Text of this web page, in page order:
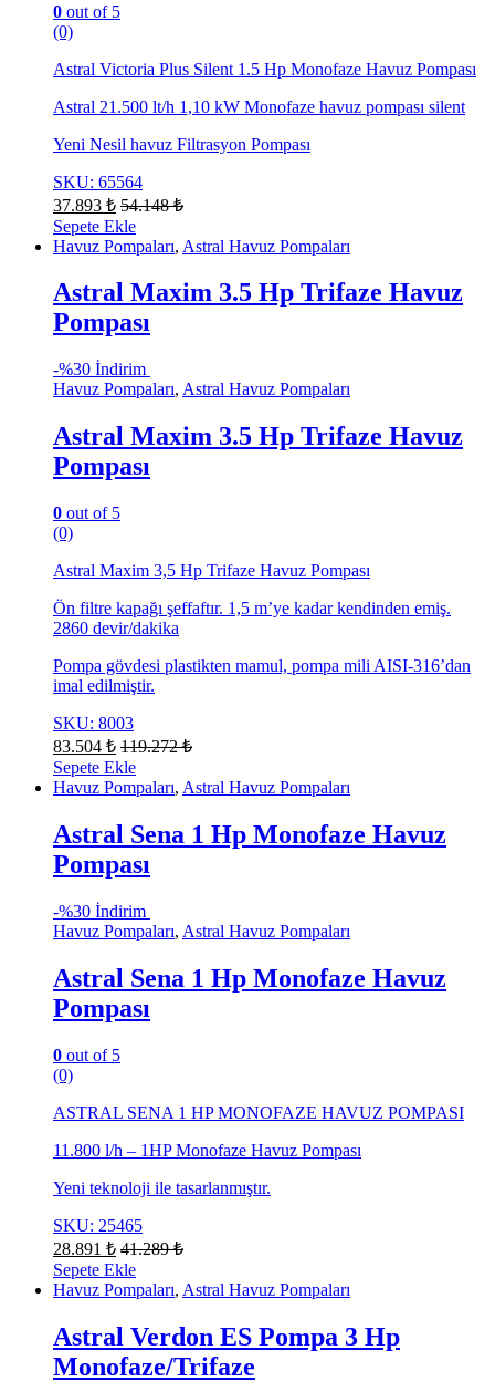
0 out of 5
(0)
Astral Victoria Plus Silent 1.5 Hp Monofaze Havuz Pompası
Astral 21.500 lt/h 1,10 kW Monofaze havuz pompası silent
Yeni Nesil havuz Filtrasyon Pompası
SKU: 65564
37.893 ₺ 54.148₺
Sepete Ekle
Havuz Pompaları, Astral Havuz Pompaları
Astral Maxim 3.5 Hp Trifaze Havuz
Pompası
-%30 İndirim
Havuz Pompaları, Astral Havuz Pompaları
Astral Maxim 3.5 Hp Trifaze Havuz
Pompası
0 out of 5
(0)
Astral Maxim 3,5 Hp Trifaze Havuz Pompası
Ön filtre kapağı şeffaftır. 1,5 m’ye kadar kendinden emiş.
2860 devir/dakika
Pompa gövdesi plastikten mamul, pompa mili AISI-316’dan
imal edilmiştir.
SKU: 8003
83.504 ₺ 119.272₺
Sepete Ekle
Havuz Pompaları, Astral Havuz Pompaları
Astral Sena 1 Hp Monofaze Havuz
Pompası
-%30 İndirim
Havuz Pompaları, Astral Havuz Pompaları
Astral Sena 1 Hp Monofaze Havuz
Pompası
0 out of 5
(0)
ASTRAL SENA 1 HP MONOFAZE HAVUZ POMPASI
11.800 l/h – 1HP Monofaze Havuz Pompası
Yeni teknoloji ile tasarlanmıştır.
SKU: 25465
28.891 ₺ 41.289₺
Sepete Ekle
Havuz Pompaları, Astral Havuz Pompaları
Astral Verdon ES Pompa 3 Hp
Monofaze/Trifaze